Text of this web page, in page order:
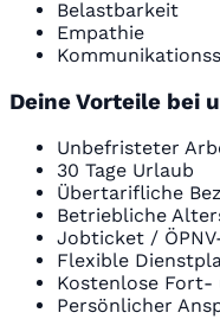
Belastbarkeit
Empathie
Deine Vorteile bei
Unbefristeter
30 Tage Urlaub
Übertarifliche
Betriebliche
Jobticket /
Flexible
Kostenlose Fort-
Persönlicher